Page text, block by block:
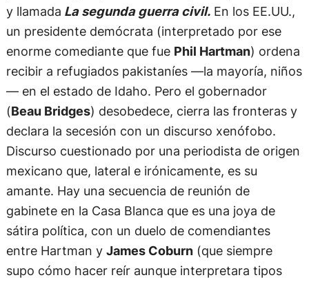
y llamada La segunda guerra civil.En los EE.UU.,
un presidente demócrata (interpretado por ese
enorme comediante que fue Phil Hartman) ordena
recibir a refugiados pakistaníes —la mayoría, niños
— en el estado de Idaho. Pero el gobernador
(Beau Bridges) desobedece, cierra las fronteras y
declara la secesión con un discurso xenófobo.
Discurso cuestionado por una periodista de origen
mexicano que, lateral e irónicamente, es su
amante. Hay una secuencia de reunión de
gabinete en la Casa Blanca que es una joya de
sátira política, con un duelo de comendiantes
entre Hartman y James Coburn(que siempre
supo cómo hacer reír aunque interpretara tipos